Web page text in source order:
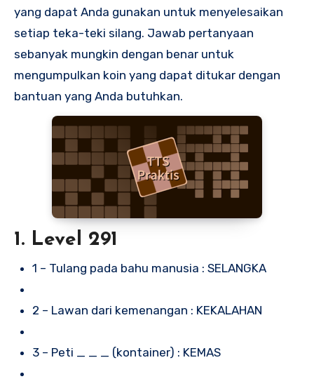
yang dapat Anda gunakan untuk menyelesaikan
setiap teka-teki silang. Jawab pertanyaan
sebanyak mungkin dengan benar untuk
mengumpulkan koin yang dapat ditukar dengan
bantuan yang Anda butuhkan.
1. Level 291
1 – Tulang pada bahu manusia : SELANGKA
2 – Lawan dari kemenangan : KEKALAHAN
3 – Peti _ _ _ (kontainer) : KEMAS